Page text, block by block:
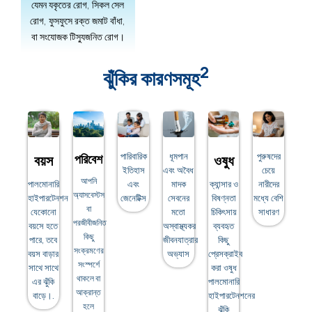
যেমন যকৃতের রোগ, সিকল সেল
রোগ, ফুসফুসে রক্ত জমাট বাঁধা,
বা সংযোজক টিস্যুজনিত রোগ।
ঝুঁকির কারণসমূহ2
বয়স
পালমোনারি
হাইপারটেনশন
যেকোনো
বয়সে হতে
পারে, তবে
বয়স বাড়ার
সাথে সাথে
এর ঝুঁকি
বাড়ে।.
পরিবেশ
আপনি
অ্যাসবেস্টস
বা
পরজীবীজনিত
কিছু
সংক্রমণের
সংস্পর্শে
থাকলে বা
আক্রান্ত
হলে
পারিবারিক
ইতিহাস
এবং
জেনেটিক্স
ধূমপান
এবং অবৈধ
মাদক
সেবনের
মতো
অস্বাস্থ্যকর
জীবনযাত্রার
অভ্যাস
ওষুধ
ক্যান্সার ও
বিষণ্নতা
চিকিৎসায়
ব্যবহৃত
কিছু
প্রেসক্রাইব
করা ওষুধ
পালমোনারি
হাইপারটেনশনের
ঝুঁকি
পুরুষদের
চেয়ে
নারীদের
মধ্যে বেশি
সাধারণ